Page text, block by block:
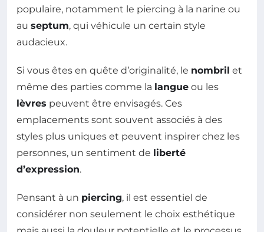
populaire, notamment le piercing à la narine ou
au septum, qui véhicule un certain style
audacieux.
Si vous êtes en quête d’originalité, le nombril et
même des parties comme la langue ou les
lèvres peuvent être envisagés. Ces
emplacements sont souvent associés à des
styles plus uniques et peuvent inspirer chez les
personnes, un sentiment de liberté
d’expression.
Pensant à un piercing, il est essentiel de
considérer non seulement le choix esthétique